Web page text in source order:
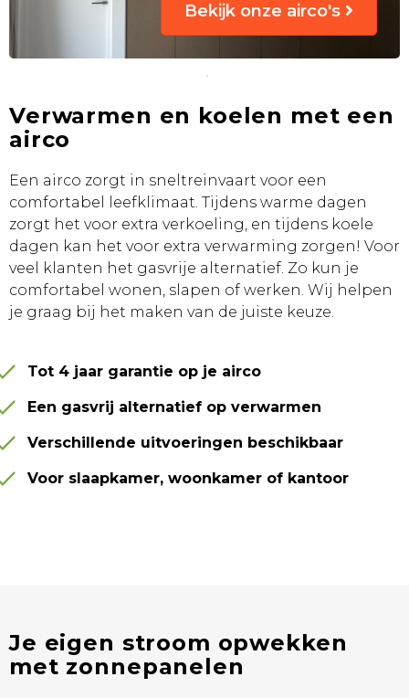
Bekijk onze airco's
Verwarmen en koelen met een
airco
Een airco zorgt in sneltreinvaart voor een
comfortabel leefklimaat. Tijdens warme dagen
zorgt het voor extra verkoeling, en tijdens koele
dagen kan het voor extra verwarming zorgen! Voor
veel klanten het gasvrije alternatief. Zo kun je
comfortabel wonen, slapen of werken. Wij helpen
je graag bij het maken van de juiste keuze.
Tot 4 jaar garantie op je airco
Een gasvrij alternatief op verwarmen
Verschillende uitvoeringen beschikbaar
Voor slaapkamer, woonkamer of kantoor
Je eigen stroom opwekken
met zonnepanelen